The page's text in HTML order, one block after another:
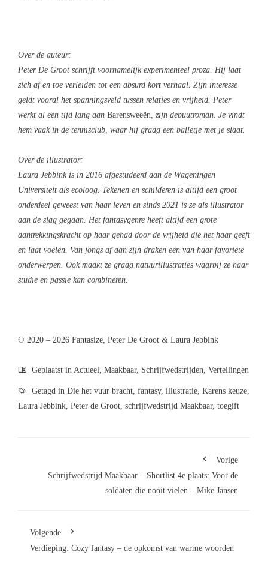
Over de auteur:
Peter De Groot schrijft voornamelijk experimenteel proza. Hij laat
zich af en toe verleiden tot een absurd kort verhaal. Zijn interesse
geldt vooral het spanningsveld tussen relaties en vrijheid. Peter
werkt al een tijd lang aan Barensweeën , zijn debuutroman. Je vindt
hem vaak in de tennisclub, waar hij graag een balletje met je slaat.
Over de illustrator:
Laura Jebbinkis in 2016 afgestudeerd aan de Wageningen
Universiteit als ecoloog. Tekenen en schilderen is altijd een groot
onderdeel geweest van haar leven en sinds 2021 is ze als illustrator
aan de slag gegaan. Het fantasygenre heeft altijd een grote
aantrekkingskracht op haar gehad door de vrijheid die het haar geeft
en laat voelen. Van jongs af aan zijn draken een van haar favoriete
onderwerpen. Ook maakt ze graag natuurillustraties waarbij ze haar
studie en passie kan combineren.
© 2020 – 2026 Fantasize, Peter De Groot & Laura Jebbink
Geplaatst in Actueel Maakbaar, Schrijfwedstrijden Vertellingen
Getagd in Die het vuur bracht fantasy, illustratie Karens keuze
Laura Jebbink Peter de Groot schrijfwedstrijd Maakbaar, toegift
Vorige
Schrijfwedstrijd Maakbaar – Shortlist 4e plaats: Voor de
soldaten die nooit vielen – Mike Jansen
Volgende
Verdieping: Cozy fantasy – de opkomst van warme woorden